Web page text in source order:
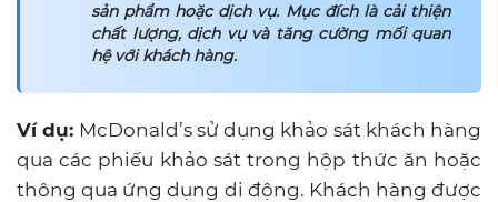
sản phẩm hoặc dịch vụ. Mục đích là cải thiện
chất lượng, dịch vụ và tăng cường mối quan
hệ với khách hàng.
Ví dụ: McDonald’s sử dụng khảo sát khách hàng
qua các phiếu khảo sát trong hộp thức ăn hoặc
thông qua ứng dụng di động. Khách hàng được